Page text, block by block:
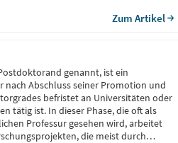
Zum Artikel
genannt, ist ein
nach Abschluss seiner Promotion und
befristet an Universitäten oder
tätig ist. In dieser Phase, die oft als
Professur gesehen wird, arbeitet
die meist durch